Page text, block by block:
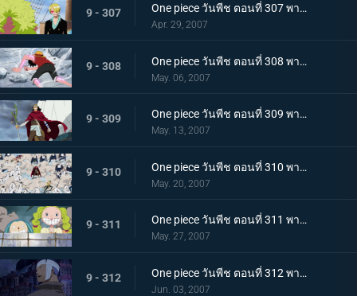
9 - 307 One piece วันพีช ตอนที่ 307 พากย์ไทย เกาะกำลังจมด้วยปืนใหญ่! การคัดค้านทั้งน้ำตาของแฟรงกี้!
Apr. 29, 2007
9 - 308 One piece วันพีช ตอนที่ 308 พากย์ไทย รอคอยเพื่อลูฟี่! การต่อสู้เดิมพันด้วยชีวิตบนสะพานแห่งความลังเล
May. 06, 2007
9 - 309 One piece วันพีช ตอนที่ 309 พากย์ไทย ทุ่มใจใส่กำปั้น! หมัดปืนกลทุ่มสุดตัวของลูฟี่
May. 13, 2007
9 - 310 One piece วันพีช ตอนที่ 310 พากย์ไทย สหายผู้มาจากท้องทะเล! สายสัมพันธ์ที่เข้มแข็งของกลุ่มหมวกฟาง
May. 20, 2007
9 - 311 One piece วันพีช ตอนที่ 311 พากย์ไทย การหลบที่ยิ่งใหญ่! เส้นทางสู่ชัยชนะของโจรสลัด
May. 27, 2007
9 - 312 One piece วันพีช ตอนที่ 312 พากย์ไทย ขอบคุณสำหรับทุกอย่างแมรี่! หิมะตกบนทะเลแห่งการจากลา
Jun. 03, 2007